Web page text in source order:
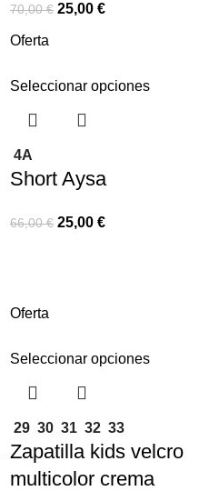
70,00€ 25,00 €
Oferta
Seleccionar opciones
4A
Short Aysa
66,00€ 25,00 €
Oferta
Seleccionar opciones
29 30 31 32 33
Zapatilla kids velcro
multicolor crema